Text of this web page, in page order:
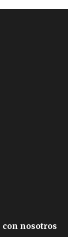
nosotros